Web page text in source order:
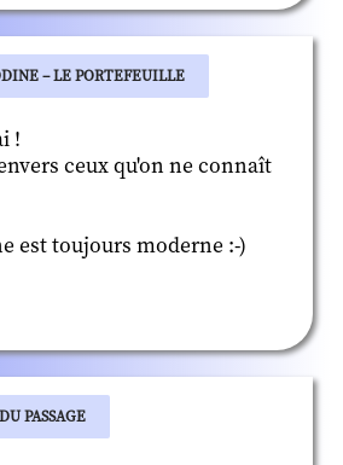
– LE PORTEFEUILLE
!
ceux qu'on ne connaît
est toujours moderne :-)
PASSAGE